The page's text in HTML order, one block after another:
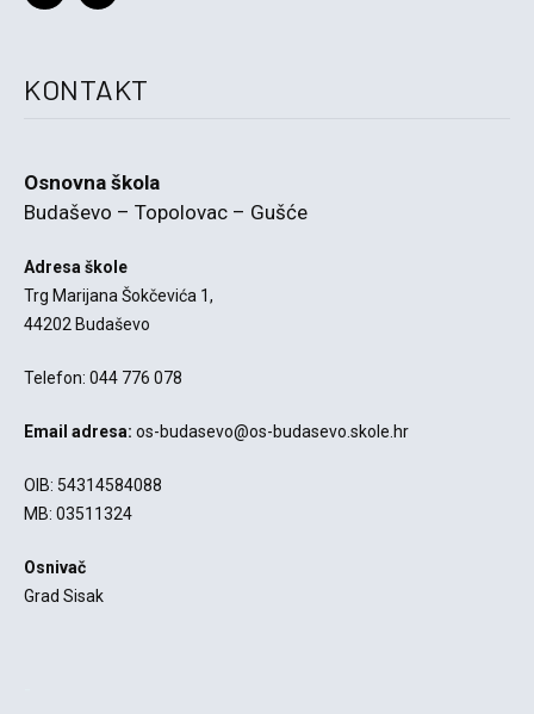
KONTAKT
Osnovna škola
Budaševo – Topolovac – Gušće
Adresa škole
Trg Marijana Šokčevića 1,
44202 Budaševo
Telefon: 044 776 078
Email adresa: os-budasevo@os-budasevo.skole.hr
OIB: 54314584088
MB: 03511324
Osnivač
Grad Sisak